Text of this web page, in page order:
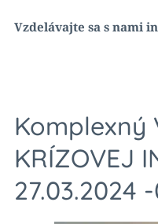
Vzdelávajte sa s nami
Komplexný
KRÍZOVEJ
27.03.2024